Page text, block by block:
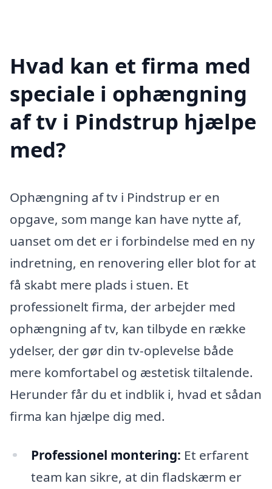
Hvad kan et firma med
speciale i ophængning
af tv i Pindstrup hjælpe
med?
Ophængning af tv i Pindstrup er en
opgave, som mange kan have nytte af,
uanset om det er i forbindelse med en ny
indretning, en renovering eller blot for at
få skabt mere plads i stuen. Et
professionelt firma, der arbejder med
ophængning af tv, kan tilbyde en række
ydelser, der gør din tv-oplevelse både
mere komfortabel og æstetisk tiltalende.
Herunder får du et indblik i, hvad et sådan
firma kan hjælpe dig med.
Professionel montering: Et erfarent
team kan sikre, at din fladskærm er